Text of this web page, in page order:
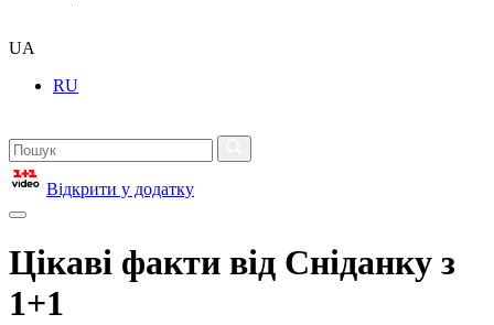
UA
RU
Відкрити у додатку
Цікаві факти від Сніданку з
1+1